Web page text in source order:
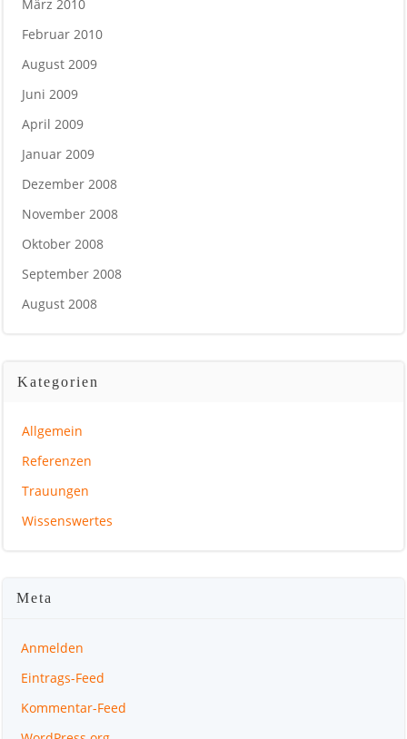
März 2010
Februar 2010
August 2009
Juni 2009
April 2009
Januar 2009
Dezember 2008
November 2008
Oktober 2008
September 2008
August 2008
Kategorien
Allgemein
Referenzen
Trauungen
Wissenswertes
Meta
Anmelden
Eintrags-Feed
Kommentar-Feed